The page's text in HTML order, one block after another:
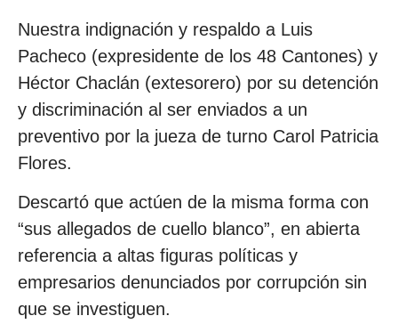
Nuestra indignación y respaldo a Luis
Pacheco (expresidente de los 48 Cantones) y
Héctor Chaclán (extesorero) por su detención
y discriminación al ser enviados a un
preventivo por la jueza de turno Carol Patricia
Flores.
Descartó que actúen de la misma forma con
“sus allegados de cuello blanco”, en abierta
referencia a altas figuras políticas y
empresarios denunciados por corrupción sin
que se investiguen.